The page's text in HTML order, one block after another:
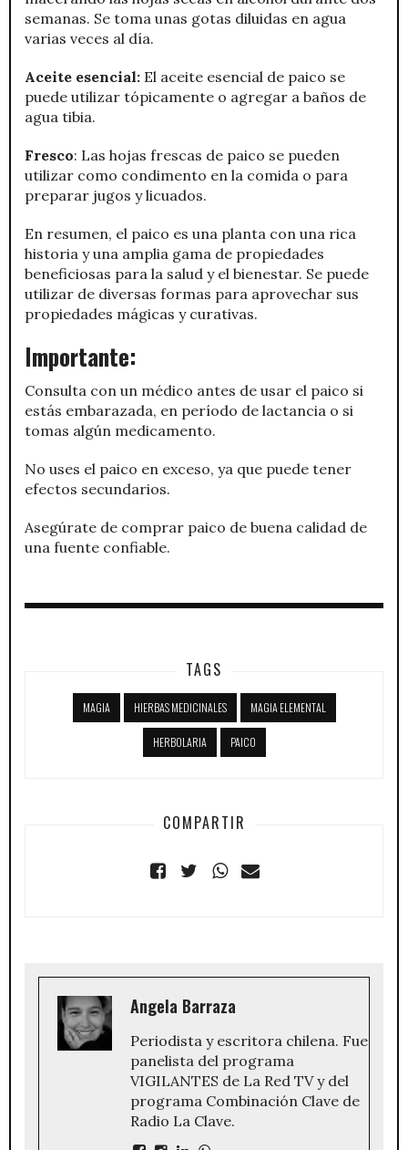
semanas. Se toma unas gotas diluidas en agua
varias veces al día.
Aceite esencial: El aceite esencial de paico se
puede utilizar tópicamente o agregar a baños de
agua tibia.
Fresco: Las hojas frescas de paico se pueden
utilizar como condimento en la comida o para
preparar jugos y licuados.
En resumen, el paico es una planta con una rica
historia y una amplia gama de propiedades
beneficiosas para la salud y el bienestar. Se puede
utilizar de diversas formas para aprovechar sus
propiedades mágicas y curativas.
Importante:
Consulta con un médico antes de usar el paico si
estás embarazada, en período de lactancia o si
tomas algún medicamento.
No uses el paico en exceso, ya que puede tener
efectos secundarios.
Asegúrate de comprar paico de buena calidad de
una fuente confiable.
TAGS
MAGIA HIERBAS MEDICINALES MAGIA ELEMENTAL
HERBOLARIA PAICO
COMPARTIR
Angela Barraza
Periodista y escritora chilena. Fue
panelista del programa
VIGILANTES de La Red TV y del
programa Combinación Clave de
Radio La Clave.